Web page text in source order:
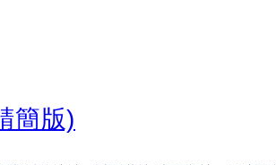
簡版)